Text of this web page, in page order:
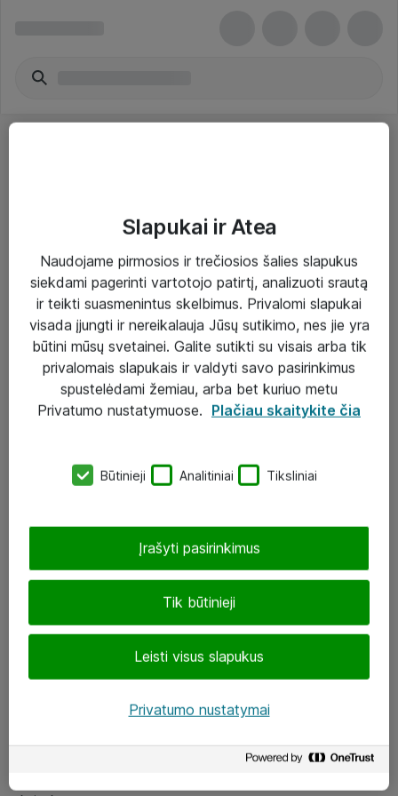
Paslaugos
Sprendimai
Įgyvendinti projektai
Atea ekspertų patarimai verslui
eShop@atea.lt
LinkedIn
Slapukai ir Atea
Naudojame pirmosios ir trečiosios šalies slapukus
siekdami pagerinti vartotojo patirtį, analizuoti srautą
ir teikti suasmenintus skelbimus. Privalomi slapukai
visada įjungti ir nereikalauja Jūsų sutikimo, nes jie yra
būtini mūsų svetainei. Galite sutikti su visais arba tik
privalomais slapukais ir valdyti savo pasirinkimus
spustelėdami žemiau, arba bet kuriuo metu
Privatumo nustatymuose. Plačiau skaitykite čia
Būtinieji Analitiniai Tiksliniai
Tik būtinieji
Leisti visus slapukus
Įrašyti pasirinkimus
Privatumo nustatymai